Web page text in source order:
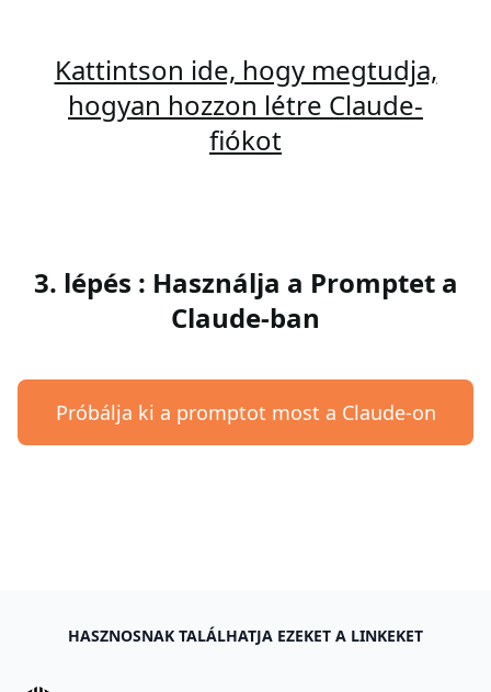
Kattintson ide, hogy megtudja,
hogyan hozzon létre Claude-
fiókot
3. lépés : Használja a Promptet a
Claude-ban
Próbálja ki a promptot most a Claude-on
HASZNOSNAK TALÁLHATJA EZEKET A LINKEKET